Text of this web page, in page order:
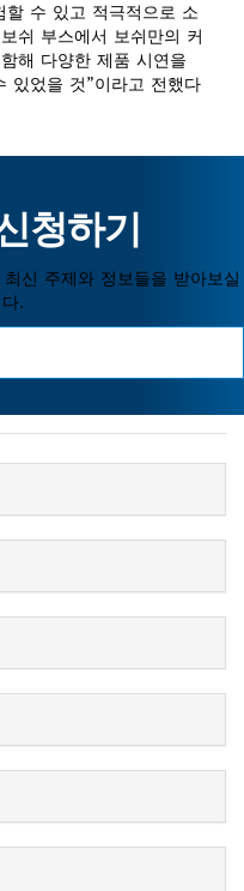
수 있고 적극적으로 소
쉬 부스에서 보쉬만의 커
해 다양한 제품 시연을
있었을 것”이라고 전했다
청하기
신 주제와 정보들을 받아보실
.